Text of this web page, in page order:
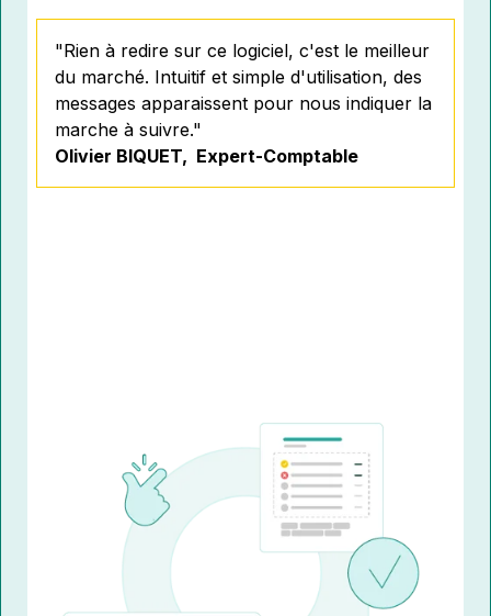
"Rien à redire sur ce logiciel, c'est le meilleur
du marché. Intuitif et simple d'utilisation, des
messages apparaissent pour nous indiquer la
marche à suivre."
Olivier BIQUET, Expert-Comptable